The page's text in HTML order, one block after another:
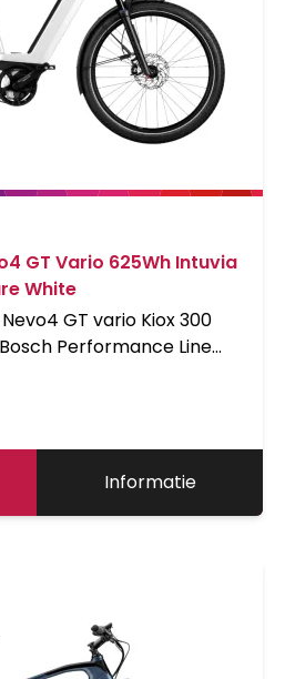
GT Vario 625Wh Intuvia
White
GT vario Kiox 300
Performance Line
belt
Informatie